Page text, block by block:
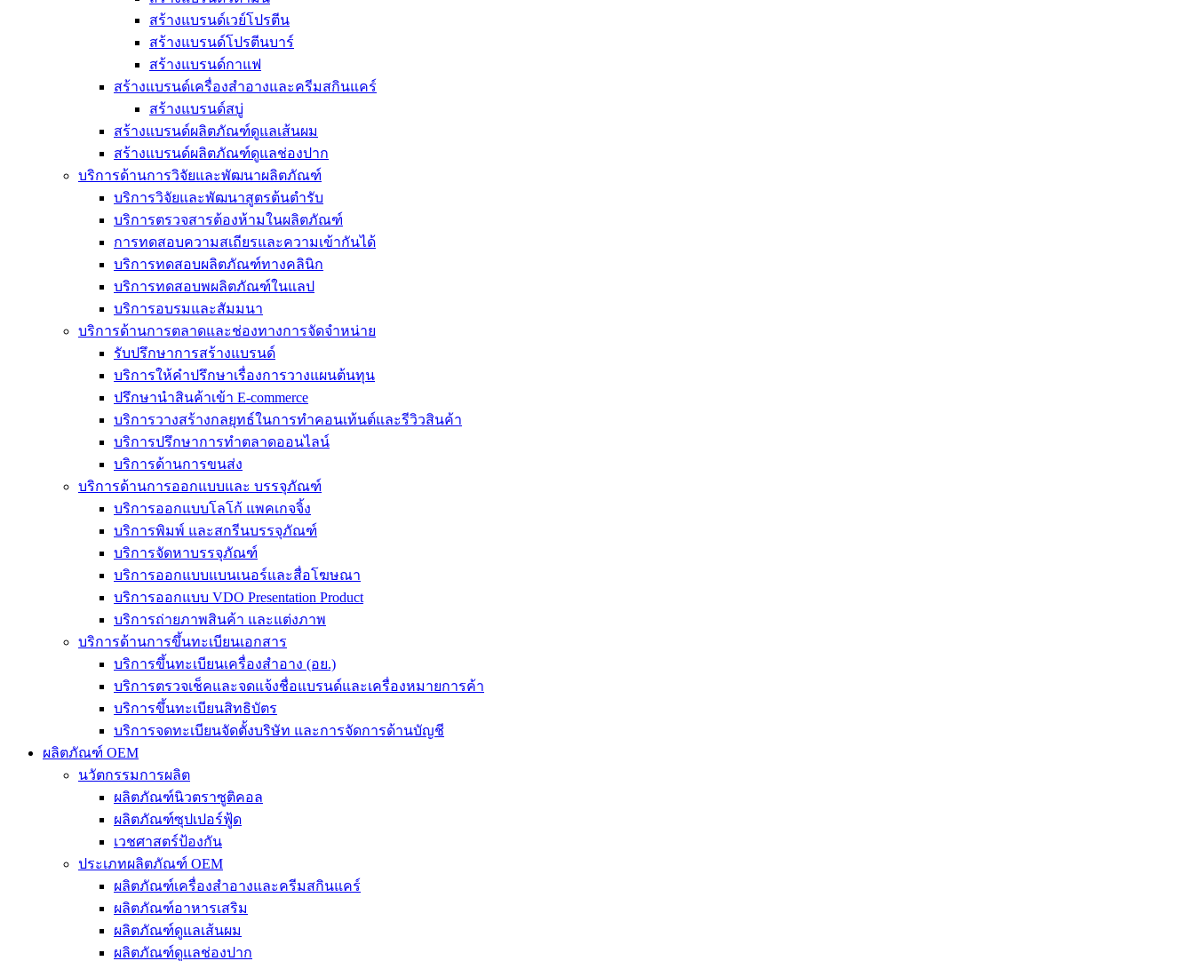
สร้างแบรนด์เวย์โปรตีน
สร้างแบรนด์โปรตีนบาร์
สร้างแบรนด์กาแฟ
สร้างแบรนด์เครื่องสำอางและครีมสกินแคร์
สร้างแบรนด์สบู่
สร้างแบรนด์ผลิตภัณฑ์ดูแลเส้นผม
สร้างแบรนด์ผลิตภัณฑ์ดูแลช่องปาก
บริการด้านการวิจัยและพัฒนาผลิตภัณฑ์
บริการวิจัยและพัฒนาสูตรต้นตำรับ
บริการตรวจสารต้องห้ามในผลิตภัณฑ์
การทดสอบความสเถียรและความเข้ากันได้
บริการทดสอบผลิตภัณฑ์ทางคลินิก
บริการทดสอบพผลิตภัณฑ์ในแลป
บริการอบรมและสัมมนา
บริการด้านการตลาดและช่องทางการจัดจำหน่าย
รับปรึกษาการสร้างแบรนด์
บริการให้คำปรึกษาเรื่องการวางแผนต้นทุน
ปรึกษานำสินค้าเข้า E-commerce
บริการวางสร้างกลยุทธ์ในการทำคอนเท้นต์และรีวิวสินค้า
บริการปรึกษาการทำตลาดออนไลน์
บริการด้านการขนส่ง
บริการด้านการออกแบบและ บรรจุภัณฑ์
บริการออกแบบโลโก้ แพคเกจจิ้ง
บริการพิมพ์ และสกรีนบรรจุภัณฑ์
บริการจัดหาบรรจุภัณฑ์
บริการออกแบบแบนเนอร์และสื่อโฆษณา
บริการออกแบบ VDO Presentation Product
บริการถ่ายภาพสินค้า และแต่งภาพ
บริการด้านการขึ้นทะเบียนเอกสาร
บริการขึ้นทะเบียนเครื่องสำอาง (อย.)
บริการตรวจเช็คและจดแจ้งชื่อแบรนด์และเครื่องหมายการค้า
บริการขึ้นทะเบียนสิทธิบัตร
บริการจดทะเบียนจัดตั้งบริษัท และการจัดการด้านบัญชี
ผลิตภัณฑ์ OEM
นวัตกรรมการผลิต
ผลิตภัณฑ์นิวตราซูติคอล
ผลิตภัณฑ์ซุปเปอร์ฟู้ด
เวชศาสตร์ป้องกัน
ประเภทผลิตภัณฑ์ OEM
ผลิตภัณฑ์เครื่องสำอางและครีมสกินแคร์
ผลิตภัณฑ์อาหารเสริม
ผลิตภัณฑ์ดูแลเส้นผม
ผลิตภัณฑ์ดูแลช่องปาก